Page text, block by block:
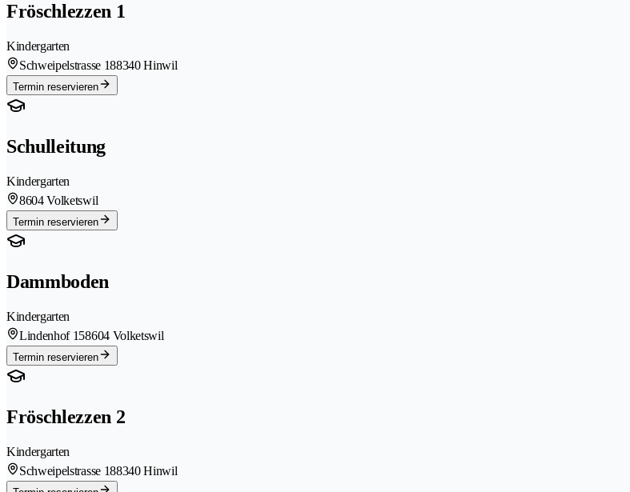
Fröschlezzen 1
Kindergarten
Schweipelstrasse 188340 Hinwil
Termin reservieren
Schulleitung
Kindergarten
8604 Volketswil
Termin reservieren
Dammboden
Kindergarten
Lindenhof 158604 Volketswil
Termin reservieren
Fröschlezzen 2
Kindergarten
Schweipelstrasse 188340 Hinwil